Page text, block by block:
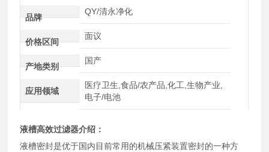
品牌
QY/清永净化
价格区间
面议
产地类别
国产
应用领域
医疗卫生,食品/农产品,化工,生物产业,
电子/电池
液槽高效过滤器介绍：
液槽密封是优于国内目前常用的机械压紧装置密封的一种方